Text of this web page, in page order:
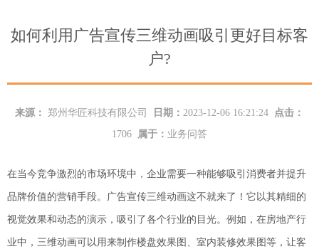
如何利用广告宣传三维动画吸引更好目标客
户?
来源： 郑州华匠科技有限公司 日期： 2023-12-06 16:21:24
点击：
1706
属于： 业务问答
在当今竞争激烈的市场环境中，企业需要一种能够吸引消费者并提升
品牌价值的营销手段。广告宣传三维动画这不就来了！它以其精细的
视觉效果和动态的演示， 吸引了各个行业的目光。 例如，在房地产行
业中，三维动画可以用来制作楼盘效果图、室内装修效果图等，让客